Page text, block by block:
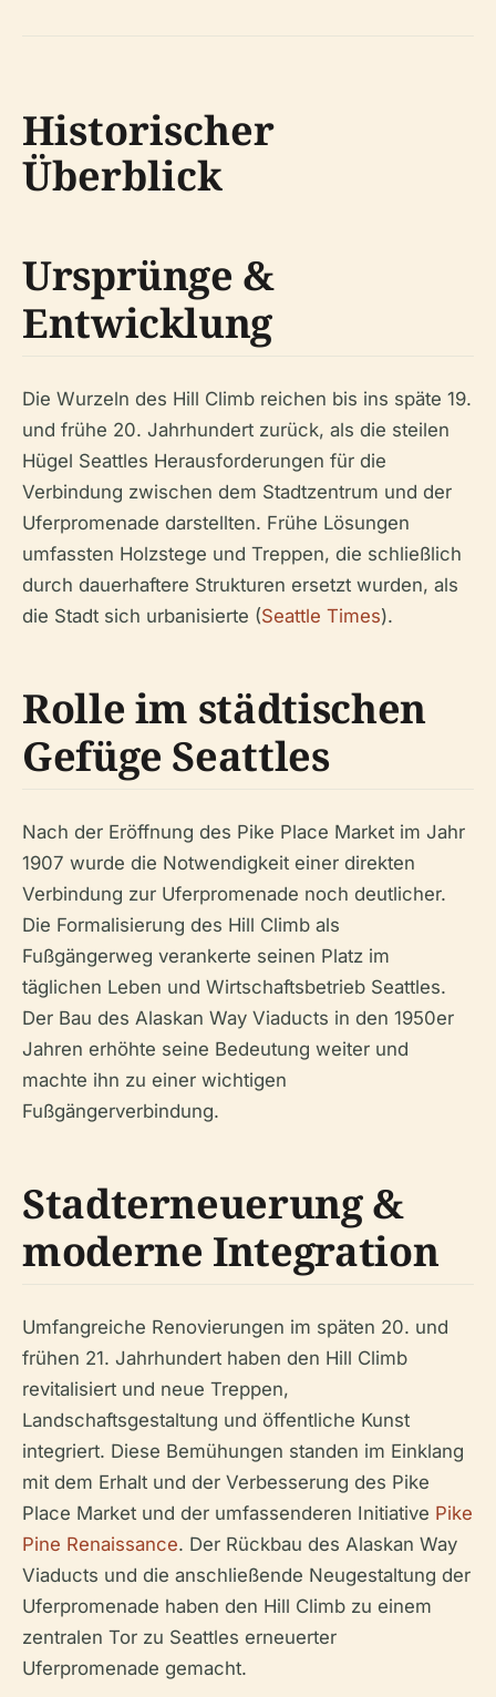
Historischer
Überblick
Ursprünge &
Entwicklung
Die Wurzeln des Hill Climb reichen bis ins späte 19.
und frühe 20. Jahrhundert zurück, als die steilen
Hügel Seattles Herausforderungen für die
Verbindung zwischen dem Stadtzentrum und der
Uferpromenade darstellten. Frühe Lösungen
umfassten Holzstege und Treppen, die schließlich
durch dauerhaftere Strukturen ersetzt wurden, als
die Stadt sich urbanisierte (Seattle Times).
Rolle im städtischen
Gefüge Seattles
Nach der Eröffnung des Pike Place Market im Jahr
1907 wurde die Notwendigkeit einer direkten
Verbindung zur Uferpromenade noch deutlicher.
Die Formalisierung des Hill Climb als
Fußgängerweg verankerte seinen Platz im
täglichen Leben und Wirtschaftsbetrieb Seattles.
Der Bau des Alaskan Way Viaducts in den 1950er
Jahren erhöhte seine Bedeutung weiter und
machte ihn zu einer wichtigen
Fußgängerverbindung.
Stadterneuerung &
moderne Integration
Umfangreiche Renovierungen im späten 20. und
frühen 21. Jahrhundert haben den Hill Climb
revitalisiert und neue Treppen,
Landschaftsgestaltung und öffentliche Kunst
integriert. Diese Bemühungen standen im Einklang
mit dem Erhalt und der Verbesserung des Pike
Place Market und der umfassenderen Initiative Pike
Pine Renaissance. Der Rückbau des Alaskan Way
Viaducts und die anschließende Neugestaltung der
Uferpromenade haben den Hill Climb zu einem
zentralen Tor zu Seattles erneuerter
Uferpromenade gemacht.